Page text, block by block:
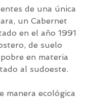
de una única
un Cabernet
en el año 1991
de suelo
en materia
al sudoeste.
manera ecológica